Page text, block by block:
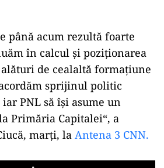
până acum rezultă foarte
în calcul și poziționarea
de cealaltă formațiune
sprijinul politic
PNL să își asume un
Primăria Capitalei“, a
marți, la Antena 3 CNN.